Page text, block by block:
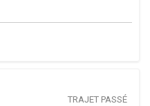
TRAJET PASSÉ